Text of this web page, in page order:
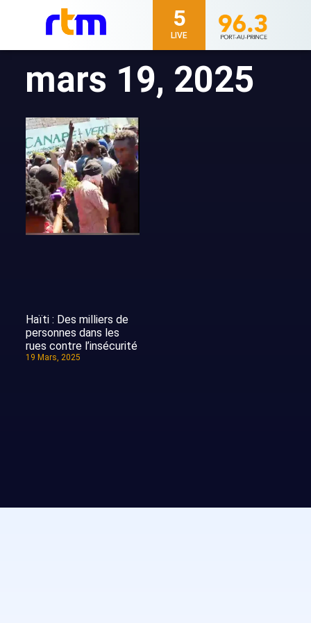
5
LIVE
mars 19, 2025
Haïti : Des milliers de
personnes dans les
rues contre l’insécurité
19 Mars, 2025